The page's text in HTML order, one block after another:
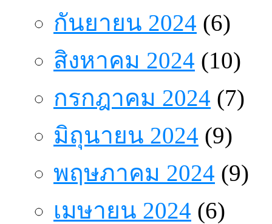
กันยายน 2024 (6)
สิงหาคม 2024 (10)
กรกฎาคม 2024 (7)
มิถุนายน 2024 (9)
พฤษภาคม 2024 (9)
เมษายน 2024 (6)